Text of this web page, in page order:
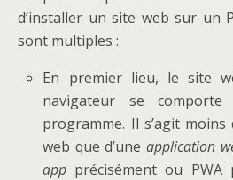
d’installer un site web sur un
sont multiples :
En premier lieu, le site
navigateur se
programme. Il s’agit moins
web que d’une application
app précisément ou PWA